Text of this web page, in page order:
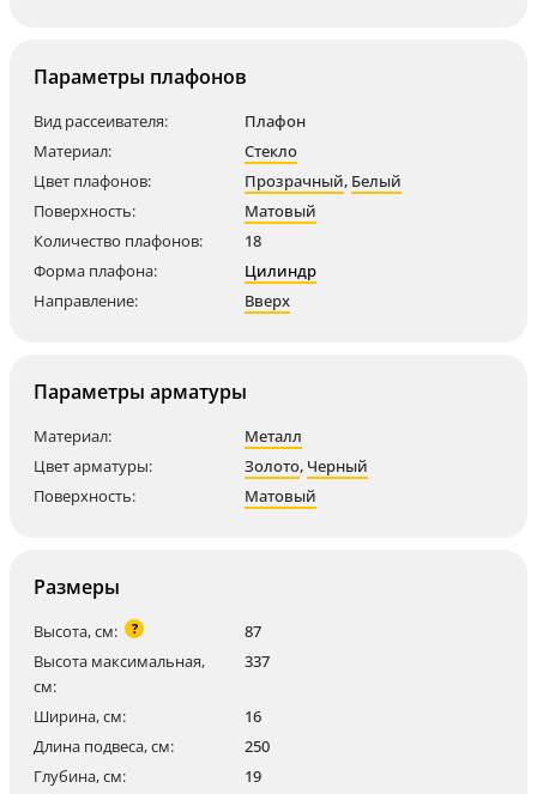
Параметры плафонов
Вид рассеивателя:
Плафон
Материал:
Стекло
Цвет плафонов:
Прозрачный, Белый
Поверхность:
Матовый
Количество плафонов:
18
Форма плафона:
Цилиндр
Направление:
Вверх
Параметры арматуры
Материал:
Металл
Цвет арматуры:
Золото, Черный
Поверхность:
Матовый
Размеры
Высота, см: ?
87
Высота максимальная,
см:
337
Ширина, см:
16
Длина подвеса, см:
250
Глубина, см:
19